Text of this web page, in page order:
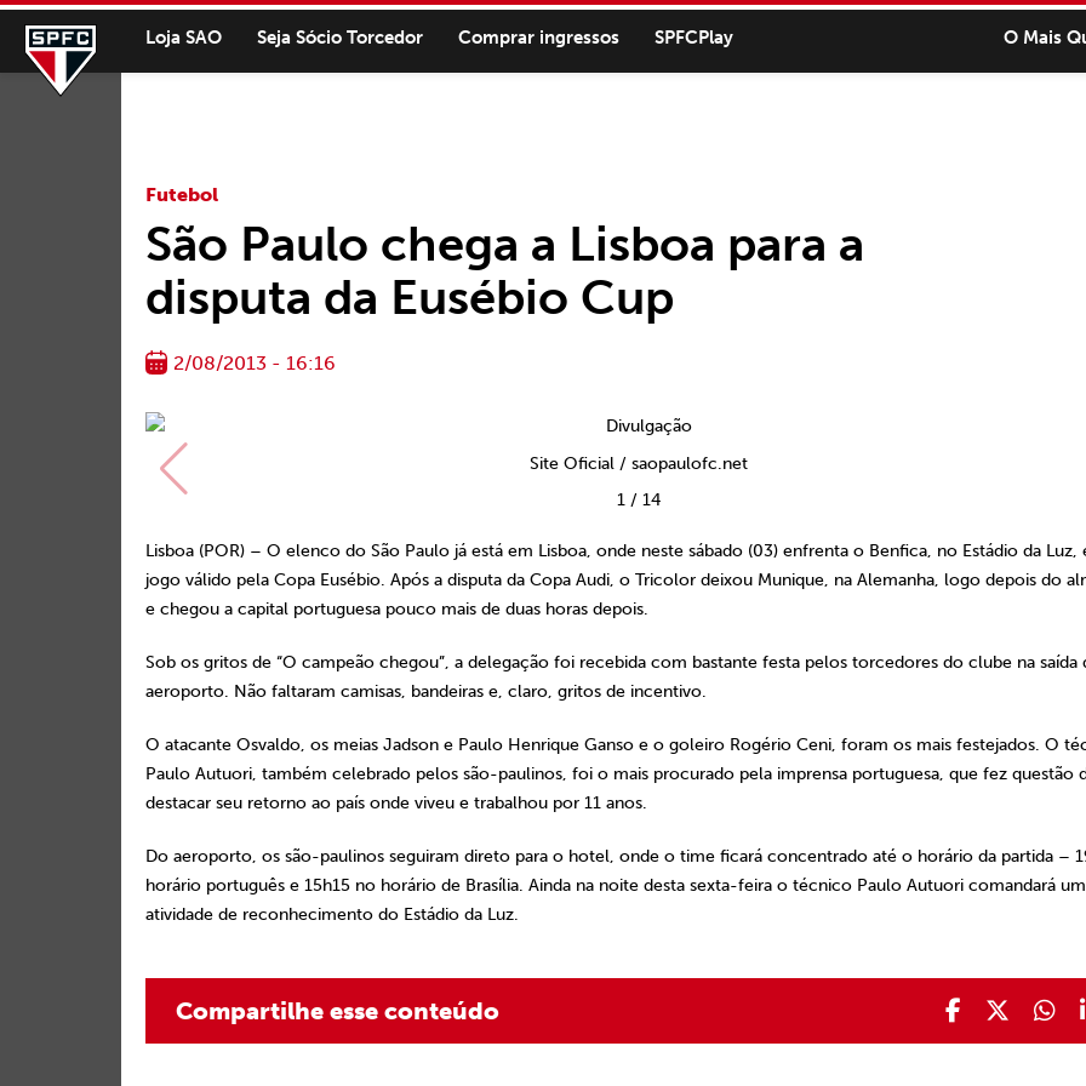
Loja SAO Seja Sócio Torcedor Comprar ingressos SPFCPlay O Mais
Futebol
São Paulo chega a Lisboa para a
disputa da Eusébio Cup
2/08/2013 - 16:16
Site Oficial / saopaulofc.net
1 / 14
Lisboa (POR) – O elenco do São Paulo já está em Lisboa, onde neste sábado (03) enfrenta o Benfica, no Estádio da Luz,
jogo válido pela Copa Eusébio. Após a disputa da Copa Audi, o Tricolor deixou Munique, na Alemanha, logo depois do
e chegou a capital portuguesa pouco mais de duas horas depois.
Sob os gritos de “O campeão chegou”, a delegação foi recebida com bastante festa pelos torcedores do clube na saída
aeroporto. Não faltaram camisas, bandeiras e, claro, gritos de incentivo.
O atacante Osvaldo, os meias Jadson e Paulo Henrique Ganso e o goleiro Rogério Ceni, foram os mais festejados. O
Paulo Autuori, também celebrado pelos são-paulinos, foi o mais procurado pela imprensa portuguesa, que fez questão
destacar seu retorno ao país onde viveu e trabalhou por 11 anos.
Do aeroporto, os são-paulinos seguiram direto para o hotel, onde o time ficará concentrado até o horário da partida –
horário português e 15h15 no horário de Brasília. Ainda na noite desta sexta-feira o técnico Paulo Autuori comandará
atividade de reconhecimento do Estádio da Luz.
Compartilhe esse conteúdo